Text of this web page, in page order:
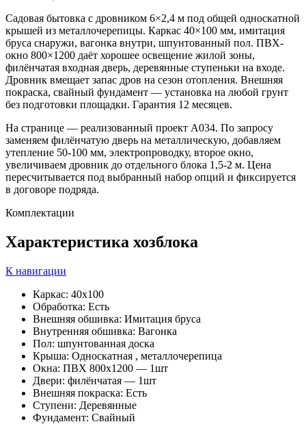
Садовая бытовка с дровником 6×2,4 м под общей односкатной
крышей из металлочерепицы. Каркас 40×100 мм, имитация
бруса снаружи, вагонка внутри, шпунтованный пол. ПВХ-
окно 800×1200 даёт хорошее освещение жилой зоны,
филёнчатая входная дверь, деревянные ступеньки на входе.
Дровник вмещает запас дров на сезон отопления. Внешняя
покраска, свайный фундамент — установка на любой грунт
без подготовки площадки. Гарантия 12 месяцев.
На странице — реализованный проект А034. По запросу
заменяем филёнчатую дверь на металлическую, добавляем
утепление 50-100 мм, электропроводку, второе окно,
увеличиваем дровник до отдельного блока 1,5-2 м. Цена
пересчитывается под выбранный набор опций и фиксируется
в договоре подряда.
Комплектации
Характеристика хозблока
К навигации
Каркас: 40х100
Обработка: Есть
Внешняя обшивка: Имитация бруса
Внутренняя обшивка: Вагонка
Пол: шпунтованная доска
Крыша: Односкатная , металлочерепица
Окна: ПВХ 800х1200 — 1шт
Двери: филёнчатая — 1шт
Внешняя покраска: Есть
Ступени: Деревянные
Фундамент: Свайный